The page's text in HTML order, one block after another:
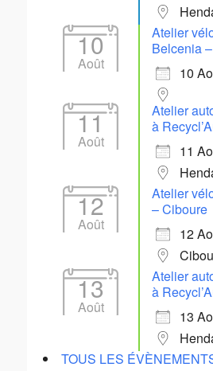
10
Août
Atelier
Belcenia
10
11
Août
Atelier
à
11
12
Août
Atelier
– Ciboure
12
13
Août
Atelier
à
13
TOUS LES